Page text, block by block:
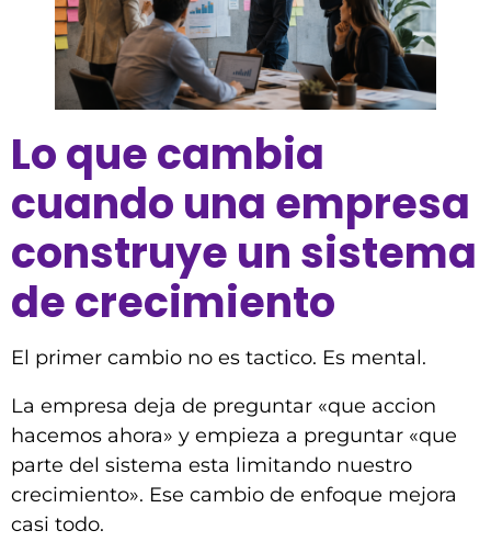
Lo que cambia
cuando una empresa
construye un sistema
de crecimiento
El primer cambio no es tactico. Es mental.
La empresa deja de preguntar «que accion
hacemos ahora» y empieza a preguntar «que
parte del sistema esta limitando nuestro
crecimiento». Ese cambio de enfoque mejora
casi todo.